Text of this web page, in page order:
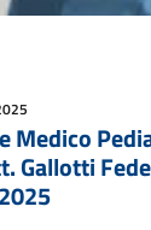
Medico
Gallotti